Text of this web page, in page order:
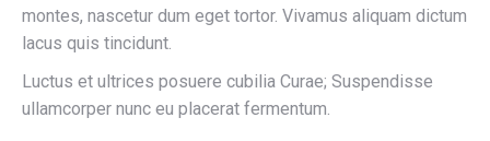
montes, nascetur dum eget tortor. Vivamus aliquam dictum
lacus quis tincidunt.
Luctus et ultrices posuere cubilia Curae; Suspendisse
ullamcorper nunc eu placerat fermentum.